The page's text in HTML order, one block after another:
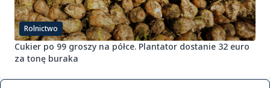
Rolnictwo
Cukier po 99 groszy na półce. Plantator dostanie 32 euro
za tonę buraka